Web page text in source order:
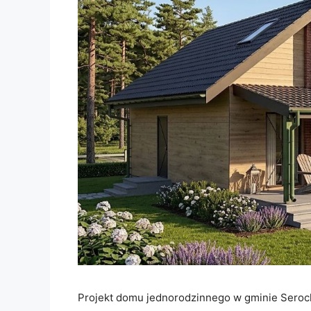
Projekt domu jednorodzinnego w gminie